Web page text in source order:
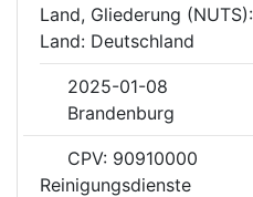
Land, Gliederung
Land: Deutschland
2025-01-08
Brandenburg
CPV: 90910000
Reinigungsdienste